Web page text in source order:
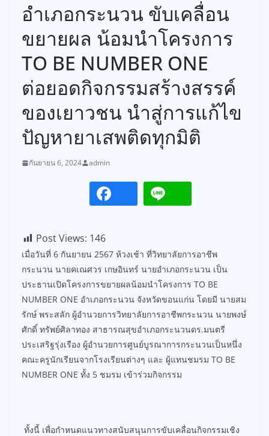
อำเภอกระนวน ขับเคลื่อน
ขยายผล น้อมนำโครงการ
TO BE NUMBER ONE
ต่อยอดกิจกรรมสร้างสรรค์
ของเยาวชน นำสู่การแก้ไข
ปัญหายาเสพติดทุกมิติ
กันยายน 6, 2024 admin
Post Views: 146
เมื่อวันที่ 6 กันยายน 2567 ห้วงเช้า ที่วิทยาลัยการอาชีพ
กระนวน นายคเณศวร เกษอินทร์ นายอำเภอกระนวน เป็น
ประธานเปิดโครงการขยายผลน้อมนำโครงการ TO BE
NUMBER ONE อำเภอกระนวน จังหวัดขอนแก่น โดยมี นายสม
รักษ์ พระสลัก ผู้อำนวยการวิทยาลัยการอาชีพกระนวน นายพงษ์
ศักดิ์ ทรัพย์ศิลาทอง สาธารณสุขอำเภอกระนวนดร.มนตรี
ประเสริฐรุ่งเรือง ผู้อำนวยการศูนย์บูรณาการกระนวนเป็นหนึ่ง
คณะครูนักเรียนจากโรงเรียนต่างๆ และ ผู้แทนชมรม TO BE
NUMBER ONE ทั้ง 5 ชมรม เข้าร่วมกิจกรรม
ทั้งนี้ เพื่อกำหนดแนวทางสนับสนุนการขับเคลื่อนกิจกรรมเชิง